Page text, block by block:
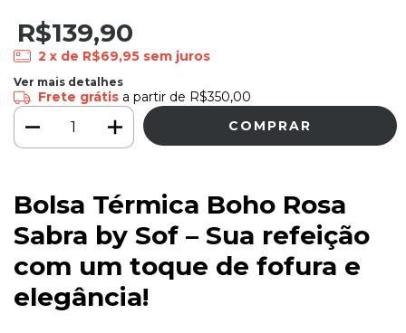
R$139,90
2 x de R$69,95 sem juros
Ver mais detalhes
Frete grátis a partir de R$350,00
Bolsa Térmica Boho Rosa
Sabra by Sof – Sua refeição
com um toque de fofura e
elegância!